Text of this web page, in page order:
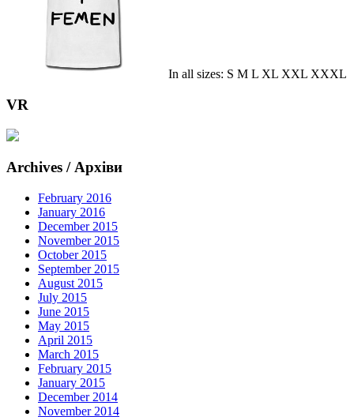
In all sizes: S M L XL XXL XXXL
VR
Archives / Архіви
February 2016
January 2016
December 2015
November 2015
October 2015
September 2015
August 2015
July 2015
June 2015
May 2015
April 2015
March 2015
February 2015
January 2015
December 2014
November 2014